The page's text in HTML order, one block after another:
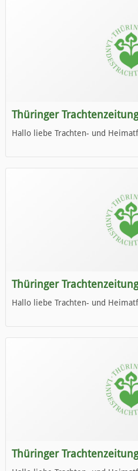
Thüringer
Hallo liebe Trachten- und
Wir wünschen Euch viel Spaß
Thüringer
Hallo liebe Trachten- und
Wir wünschen Euch viel Spaß
Thüringer